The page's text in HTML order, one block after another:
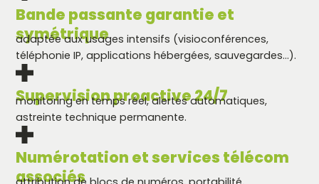
Bande passante garantie et
symétrique
adaptée aux usages intensifs (visioconférences,
téléphonie IP, applications hébergées, sauvegardes…).
Supervision proactive 24/7
monitoring en temps réel, alertes automatiques,
astreinte technique permanente.
Numérotation et services télécom
associés